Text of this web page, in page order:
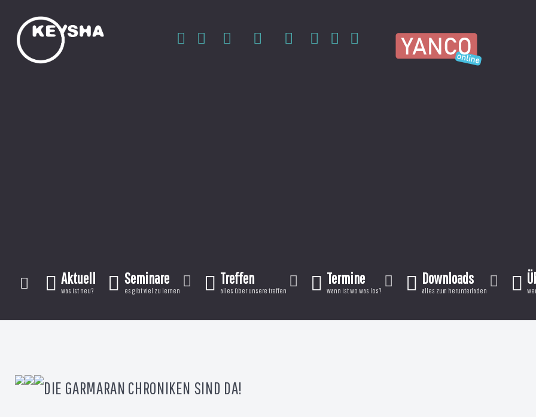
Aktuell
was ist neu?
Seminare
es gibt viel zu lernen
Treffen
alles über unsere treffen
Termine
wann ist wo was los?
Downloads
alles zum herunterladen
DIE GARMARAN CHRONIKEN SIND DA!